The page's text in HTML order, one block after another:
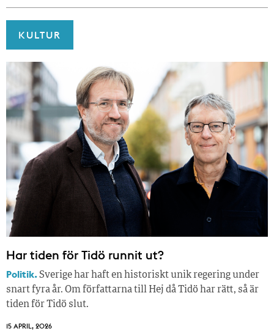
KULTUR
Har tiden för Tidö runnit ut?
Politik.Sverige har haft en historiskt unik regering under
snart fyra år. Om författarna till Hej då Tidö har rätt, så är
tiden för Tidö slut.
15 APRIL, 2026